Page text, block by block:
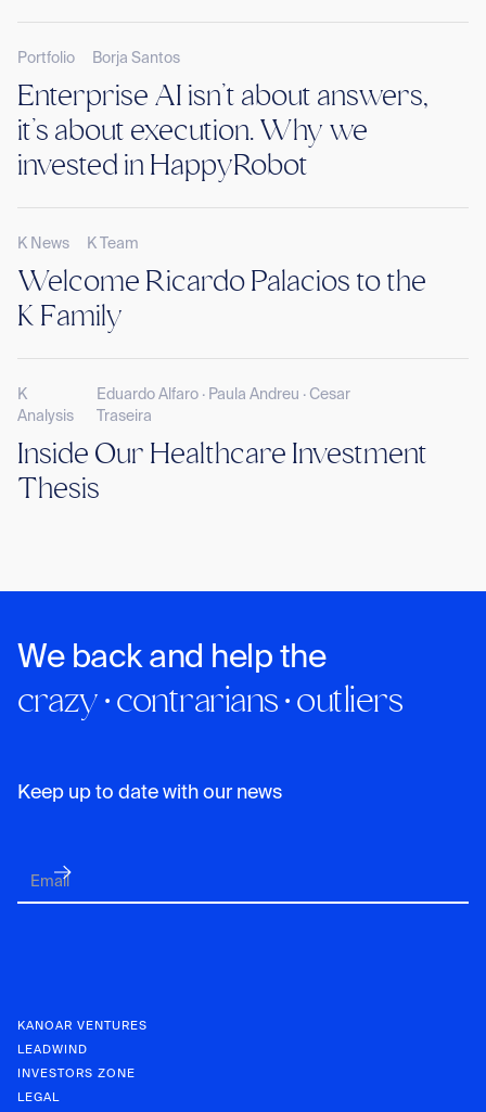
Portfolio Borja Santos
Enterprise AI isn’t about answers,
it’s about execution. Why we
invested in HappyRobot
K News K Team
Welcome Ricardo Palacios to the
K Family
K
Analysis
Eduardo Alfaro · Paula Andreu · Cesar
Traseira
Inside Our Healthcare Investment
Thesis
We back and help the
crazy · contrarians · outliers
Keep up to date with our news
KANOAR VENTURES
LEADWIND
INVESTORS ZONE
LEGAL